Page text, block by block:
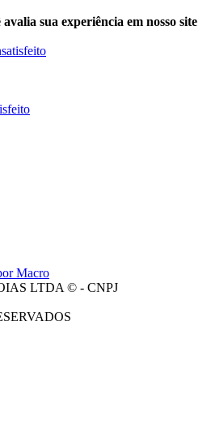
sua experiência em nosso site
Macro
LTDA © - CNPJ